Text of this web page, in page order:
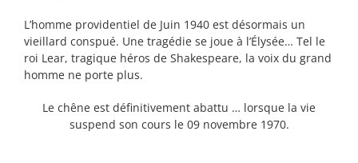
L’homme providentiel de Juin 1940 est désormais un
vieillard conspué. Une tragédie se joue à l’Élysée… Tel le
roi Lear, tragique héros de Shakespeare, la voix du grand
homme ne porte plus.
Le chêne est définitivement abattu … lorsque la vie
suspend son cours le 09 novembre 1970.